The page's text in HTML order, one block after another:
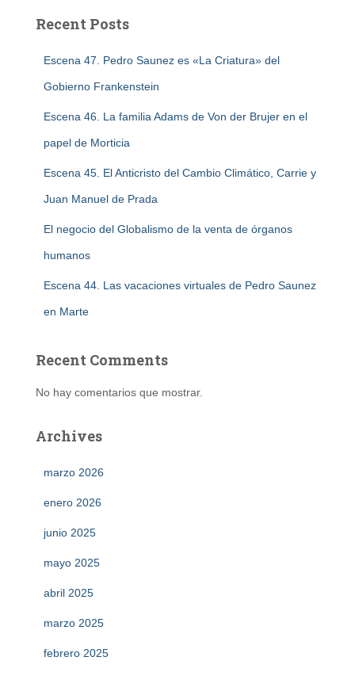
Recent Posts
Escena 47. Pedro Saunez es «La Criatura» del
Gobierno Frankenstein
Escena 46. La familia Adams de Von der Brujer en el
papel de Morticia
Escena 45. El Anticristo del Cambio Climático, Carrie y
Juan Manuel de Prada
El negocio del Globalismo de la venta de órganos
humanos
Escena 44. Las vacaciones virtuales de Pedro Saunez
en Marte
Recent Comments
No hay comentarios que mostrar.
Archives
marzo 2026
enero 2026
junio 2025
mayo 2025
abril 2025
marzo 2025
febrero 2025